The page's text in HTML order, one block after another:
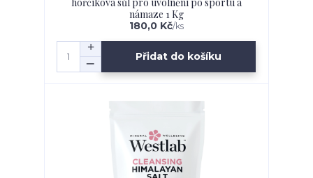
námaze 1 Kg
180,0 Kč/ks
Přidat do košíku